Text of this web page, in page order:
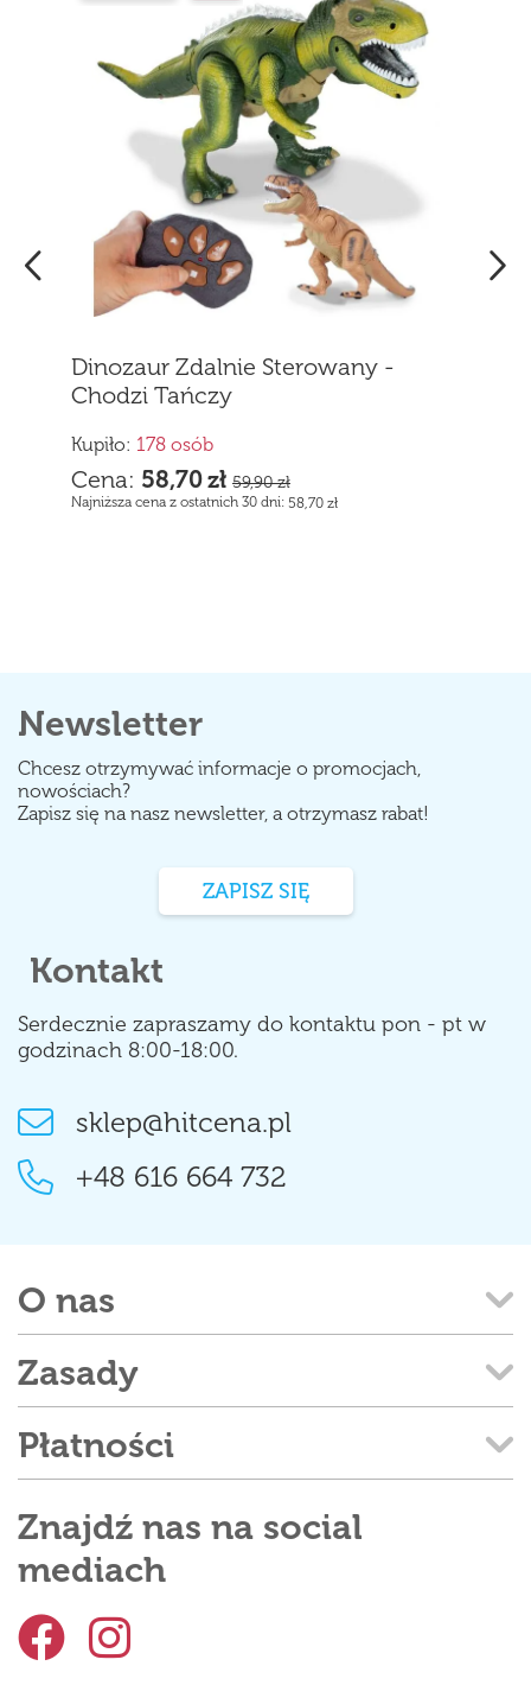
Klocki Magnetyczne Zdjeżdżalnia
Tor dla Kulek 96 elementów
Kupiło: 15 osób
Cena: 69,90zł
Newsletter
Chcesz otrzymywać informacje o promocjach,
nowościach?
Zapisz się na nasz newsletter, a otrzymasz rabat!
ZAPISZ SIĘ
Kontakt
Serdecznie zapraszamy do kontaktu pon - pt w
godzinach 8:00-18:00.
sklep@hitcena.pl
+48 616 664 732
O nas
Zasady
Płatności
Znajdź nas na social
mediach